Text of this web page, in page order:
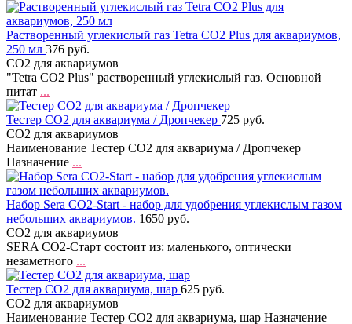
Растворенный углекислый газ Tetra CO2 Plus для аквариумов,
250 мл 376 руб.
CO2 для аквариумов
"Tetra CO2 Plus" растворенный углекислый газ. Основной
питат ...
Тестер CO2 для аквариума / Дропчекер 725 руб.
CO2 для аквариумов
Наименование Тестер CO2 для аквариума / Дропчекер
Назначение ...
Набор Sera CO2-Start - набор для удобрения углекислым газом
небольших аквариумов. 1650 руб.
CO2 для аквариумов
SERA CO2-Старт состоит из: маленького, оптически
незаметного ...
Тестер CO2 для аквариума, шар 625 руб.
CO2 для аквариумов
Наименование Тестер CO2 для аквариума, шар Назначение